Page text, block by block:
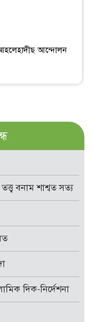
আন্দোলন
বনাম শাশ্বত সত্য
দিক-নির্দেশনা